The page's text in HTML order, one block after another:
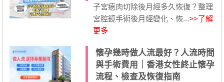
子宮瘜肉切除後月經多久恢復？整理
宮腔鏡手術後月經變化、恢...>>了解
更多
懷孕幾時做人流最好？人流時間
與手術費用｜香港女性終止懷孕
流程、檢查及恢復指南